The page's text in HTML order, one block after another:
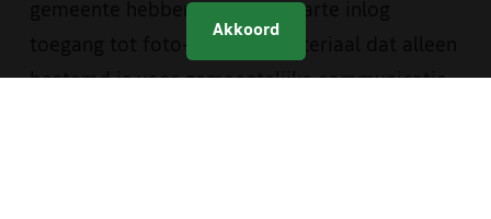
gemeente hebben met een aparte inlog
bestemd is voor gemeentelijke communicatie.
Akkoord